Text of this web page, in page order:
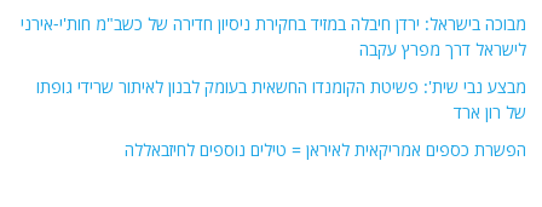
מבוכה בישראל: ירדן חיבלה במזיד בחקירת ניסיון חדירה של כשב"מ חות'י-אירני
לישראל דרך מפרץ עקבה
מבצע נבי שית': פשיטת הקומנדו החשאית בעומק לבנון לאיתור שרידי גופתו
של רון ארד
הפשרת כספים אמריקאית לאיראן = טילים נוספים לחיזבאללה